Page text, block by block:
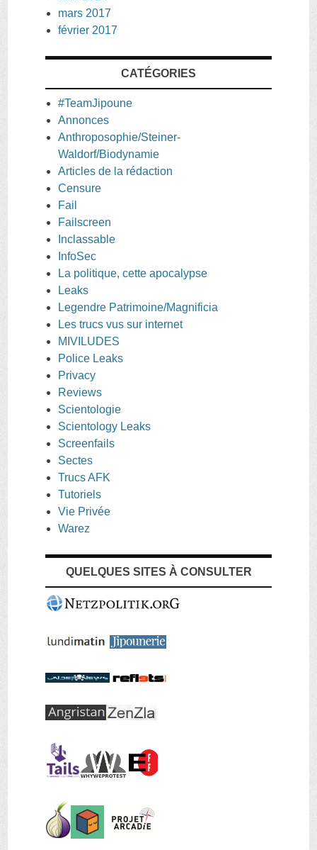
mars 2017
février 2017
CATÉGORIES
#TeamJipoune
Annonces
Anthroposophie/Steiner-
Waldorf/Biodynamie
Articles de la rédaction
Censure
Fail
Failscreen
Inclassable
InfoSec
La politique, cette apocalypse
Leaks
Legendre Patrimoine/Magnificia
Les trucs vus sur internet
MIVILUDES
Police Leaks
Privacy
Reviews
Scientologie
Scientology Leaks
Screenfails
Sectes
Trucs AFK
Tutoriels
Vie Privée
Warez
QUELQUES SITES À CONSULTER